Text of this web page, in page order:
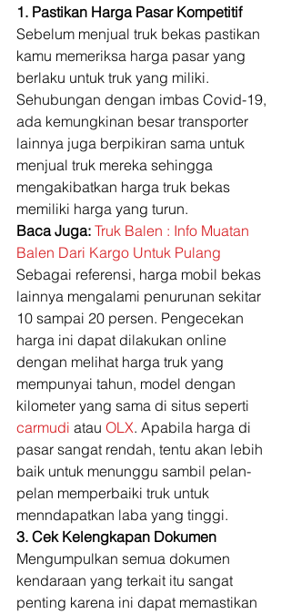
1. Pastikan Harga Pasar Kompetitif
Sebelum menjual truk bekas pastikan
kamu memeriksa harga pasar yang
berlaku untuk truk yang miliki.
Sehubungan dengan imbas Covid-19,
ada kemungkinan besar transporter
lainnya juga berpikiran sama untuk
menjual truk mereka sehingga
mengakibatkan harga truk bekas
memiliki harga yang turun.
Baca Juga: Truk Balen : Info Muatan
Balen Dari Kargo Untuk Pulang
Sebagai referensi, harga mobil bekas
lainnya mengalami penurunan sekitar
10 sampai 20 persen. Pengecekan
harga ini dapat dilakukan online
dengan melihat harga truk yang
mempunyai tahun, model dengan
kilometer yang sama di situs seperti
carmudi atau OLX. Apabila harga di
pasar sangat rendah, tentu akan lebih
baik untuk menunggu sambil pelan-
pelan memperbaiki truk untuk
menndapatkan laba yang tinggi.
3. Cek Kelengkapan Dokumen
Mengumpulkan semua dokumen
kendaraan yang terkait itu sangat
penting karena ini dapat memastikan